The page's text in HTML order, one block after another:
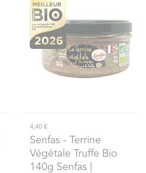
4,40 €
Senfas - Terrine
Végétale Truffe Bio
140g Senfas |